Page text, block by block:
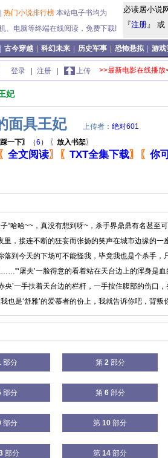
热门小说排行榜 本站电子书均为
、电脑等终端在线阅读，免费下载!
必读居小说
『注册』 或
古今穿越 科幻未来 历史军事 恐怖悬拟 游戏
登录 注册 上传 >>最新电影在线播放
妃
面具王妃 上传者： 绝对601
一下〗 （6 ） 〖 放入书架〗
〖 全文阅读〗 〖 TXT全集下载〗 〖你
“哈哈~~，真没有想到呀~，杀手界鼎鼎有名甚至
里，接连不断的狂妄而张扬的笑声在城市边缘的
落到今天的下场可不能怪我，毕竟我也是个杀手，
屠夫’一脸得意的看着站在天台边上的浑身是
央’一手扶着天台边的栏杆，一手按住腹部的伤口
也是‘舒雅’的爱慕者的份上，我就告诉你吧，背
部分 第 2部分
部分 第 6部分
部分 第 10 部分
部分 第 14 部分